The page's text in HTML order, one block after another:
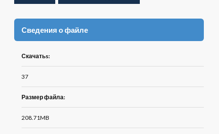
Сведения о файле
Скачатьs:
37
Размер файла:
208.71MB